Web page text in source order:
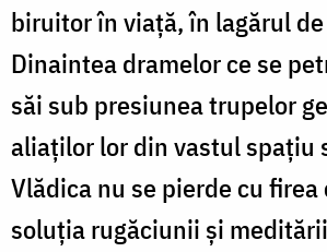
biruitor în viață, în lagărul
Dinaintea dramelor ce se
săi sub presiunea trupelor
aliaților lor din vastul spațiu
Vlădica nu se pierde cu firea
soluția rugăciunii și